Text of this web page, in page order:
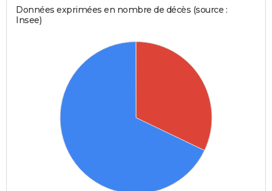
Données exprimées en nombre de décès (source :
Insee)